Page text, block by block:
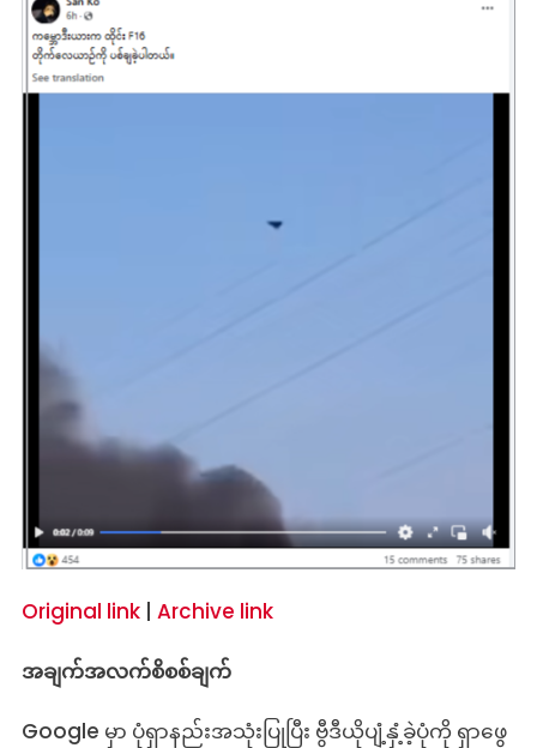
Original link| Archive link
အချက်အလက်စိစစ်ချက်
Google မှာ ပုံရှာနည်းအသုံးပြုပြီး ဗွီဒီယိုပျံ့နှံ့ခဲ့ပုံကို ရှာဖွေ